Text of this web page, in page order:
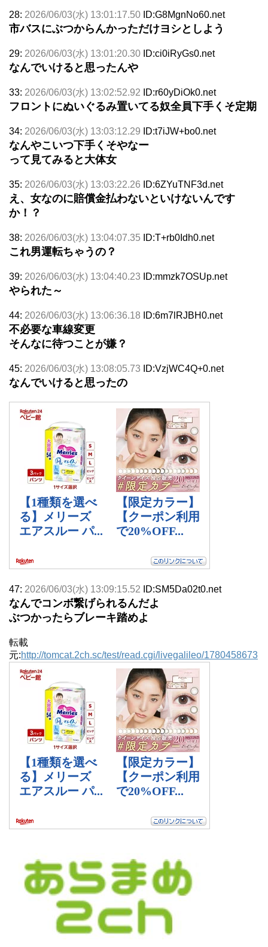
28: 2026/06/03(水) 13:01:17.50 ID:G8MgnNo60.net
市バスにぶつからんかっただけヨシとしよう
29: 2026/06/03(水) 13:01:20.30 ID:ci0iRyGs0.net
なんでいけると思ったんや
33: 2026/06/03(水) 13:02:52.92 ID:r60yDiOk0.net
フロントにぬいぐるみ置いてる奴全員下手くそ定期
34: 2026/06/03(水) 13:03:12.29 ID:t7iJW+bo0.net
なんやこいつ下手くそやなー
って見てみると大体女
35: 2026/06/03(水) 13:03:22.26 ID:6ZYuTNF3d.net
え、女なのに賠償金払わないといけないんです
か！？
38: 2026/06/03(水) 13:04:07.35 ID:T+rb0Idh0.net
これ男運転ちゃうの？
39: 2026/06/03(水) 13:04:40.23 ID:mmzk7OSUp.net
やられた～
44: 2026/06/03(水) 13:06:36.18 ID:6m7lRJBH0.net
不必要な車線変更
そんなに待つことが嫌？
45: 2026/06/03(水) 13:08:05.73 ID:VzjWC4Q+0.net
なんでいけると思ったの
47: 2026/06/03(水) 13:09:15.52 ID:SM5Da02t0.net
なんでコンボ繋げられるんだよ
ぶつかったらブレーキ踏めよ
転載
元:http://tomcat.2ch.sc/test/read.cgi/livegalileo/1780458673